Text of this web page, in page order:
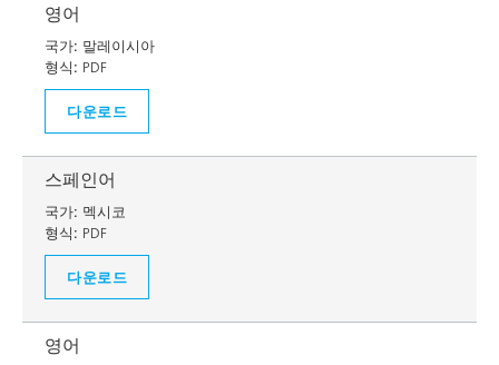
영어
국가: 말레이시아
형식: PDF
다운로드
스페인어
국가: 멕시코
형식: PDF
다운로드
영어